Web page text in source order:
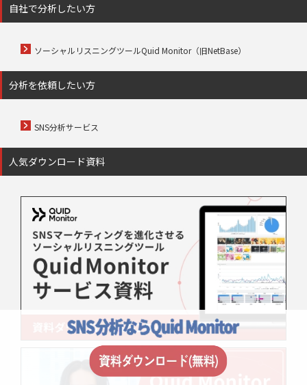
自社で分析したい方
ソーシャルリスニングツールQuid Monitor（旧NetBase）
分析を依頼したい方
SNS分析サービス
人気ダウンロード資料